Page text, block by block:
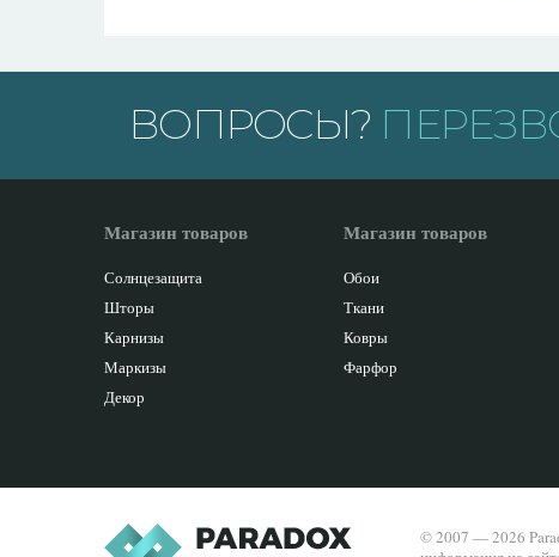
ВОПРОСЫ?
Магазин товаров
Солнцезащита
Шторы
Карнизы
Маркизы
Декор
Магазин товаров
Обои
Ткани
Ковры
Фарфор
© 2007 — 2026